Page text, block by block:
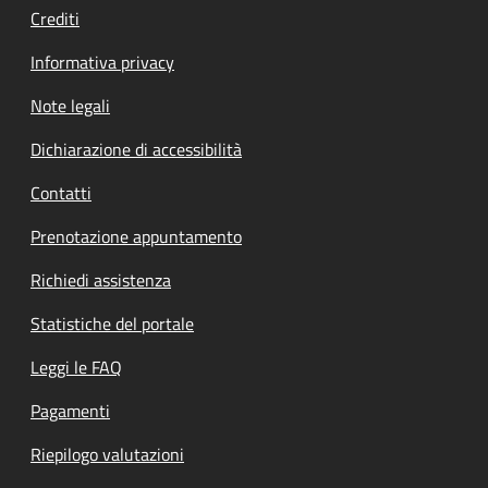
Crediti
Informativa privacy
Note legali
Dichiarazione di accessibilità
Contatti
Prenotazione appuntamento
Richiedi assistenza
Statistiche del portale
Leggi le FAQ
Pagamenti
Riepilogo valutazioni